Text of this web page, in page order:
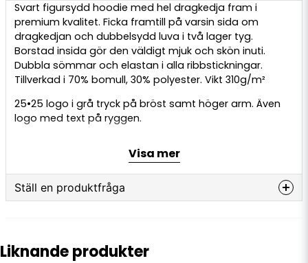
Svart figursydd hoodie med hel dragkedja fram i
premium kvalitet. Ficka framtill på varsin sida om
dragkedjan och dubbelsydd luva i två lager tyg.
Borstad insida gör den väldigt mjuk och skön inuti.
Dubbla sömmar och elastan i alla ribbstickningar.
Tillverkad i 70% bomull, 30% polyester. Vikt 310g/m²
25•25 logo i grå tryck på bröst samt höger arm. Även
logo med text på ryggen.
Visa mer
Ställ en produktfråga
Liknande produkter